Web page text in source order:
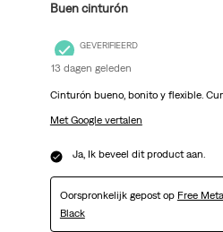
Buen cinturón
GEVERIFIEERD
13 dagen geleden
Cinturón bueno, bonito y flexible.
Met Google vertalen
Ja, Ik beveel dit product aan.
Oorspronkelijk gepost op Free
Black